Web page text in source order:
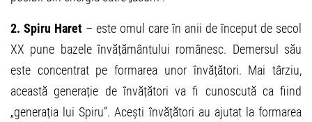
2. Spiru Haret – este omul care în anii de început de secol
XX pune bazele învățământului românesc. Demersul său
este concentrat pe formarea unor învățători. Mai târziu,
această generație de învățători va fi cunoscută ca fiind
„generația lui Spiru”. Acești învățători au ajutat la formarea